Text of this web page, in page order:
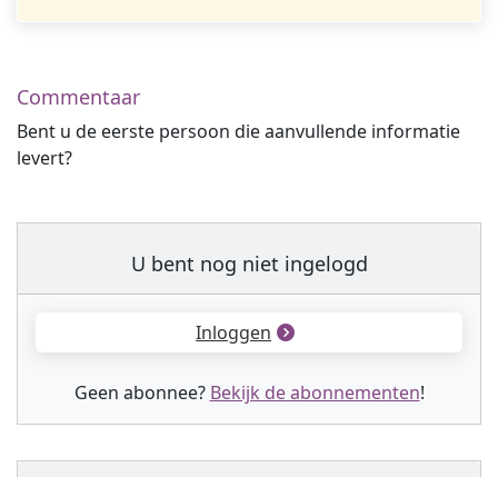
Commentaar
Bent u de eerste persoon die aanvullende informatie
levert?
U bent nog niet ingelogd
Inloggen
Geen abonnee? Bekijk de abonnementen!